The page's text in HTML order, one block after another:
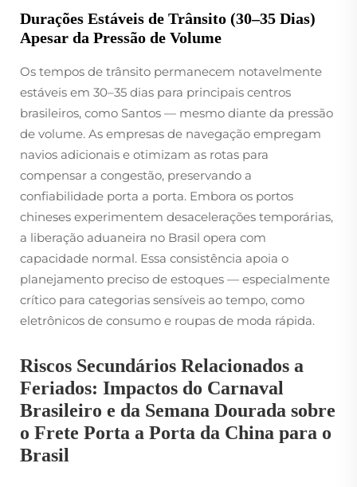
Durações Estáveis de Trânsito (30–35 Dias)
Apesar da Pressão de Volume
Os tempos de trânsito permanecem notavelmente
estáveis em 30–35 dias para principais centros
brasileiros, como Santos — mesmo diante da pressão
de volume. As empresas de navegação empregam
navios adicionais e otimizam as rotas para
compensar a congestão, preservando a
confiabilidade porta a porta. Embora os portos
chineses experimentem desacelerações temporárias,
a liberação aduaneira no Brasil opera com
capacidade normal. Essa consistência apoia o
planejamento preciso de estoques — especialmente
crítico para categorias sensíveis ao tempo, como
eletrônicos de consumo e roupas de moda rápida.
Riscos Secundários Relacionados a
Feriados: Impactos do Carnaval
Brasileiro e da Semana Dourada sobre
o Frete Porta a Porta da China para o
Brasil